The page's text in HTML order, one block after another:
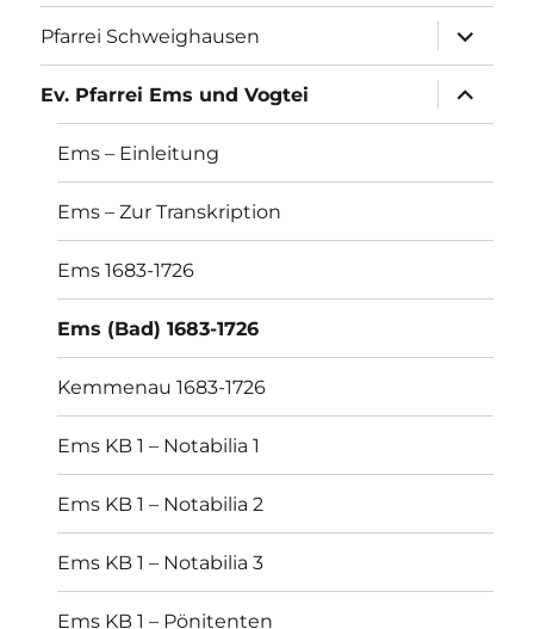
Pfarrei Schweighausen
anzeigen
Ev. Pfarrei Ems und Vogtei
anzeigen
Ems – Einleitung
Ems – Zur Transkription
Ems 1683-1726
Ems (Bad) 1683-1726
Kemmenau 1683-1726
Ems KB 1 – Notabilia 1
Ems KB 1 – Notabilia 2
Ems KB 1 – Notabilia 3
Ems KB 1 – Pönitenten